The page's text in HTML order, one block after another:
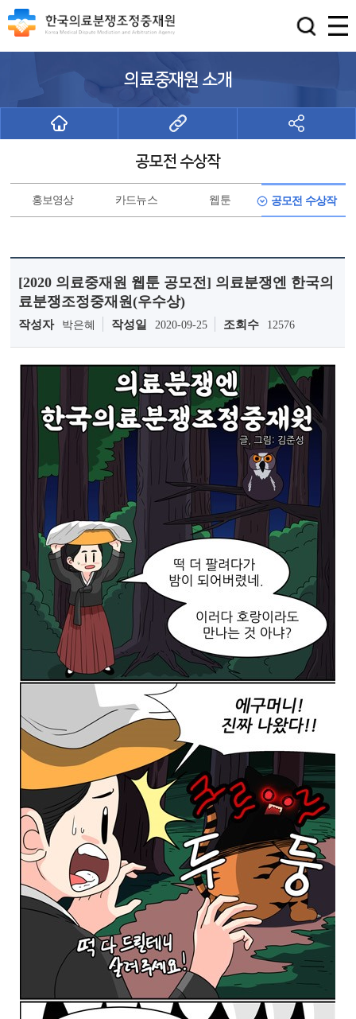
의료중재원 소개
공모전 수상작
홍보영상 카드뉴스 웹툰 공모전 수상작
[2020 의료중재원 웹툰 공모전] 의료분쟁엔 한국의
료분쟁조정중재원(우수상)
작성자 박은혜 작성일 2020-09-25 조회수 12576